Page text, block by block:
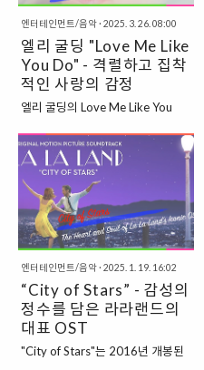
적인 메시지가 담겨 있어! 🌿 1. 성
촉절의 역사: 기원과 변화성촉절의
전통은 독일에서 유래했어.독일에
서는 2월 2일을 성녀 브리지타의 날
로 기념하며, 이 날을 기준으로 겨울
의 중간 시점을 지나며 봄이 다가오
는 시기를 예고했지.그리고 그라운
드 호그(즉, 얼룩너구리)가 자신의
그림자를 보면 겨울이 6주 더 지속
될 것이라는 믿음이 생기게 되었어.
이 믿음은 독일에서 프랑크푸르트
지역에 있는 동물인 포스두스라는..
엔터테인먼트/음악· 2025. 3. 26. 08:00
엘리 굴딩 "Love Me Like
You Do" - 격렬하고 집착
적인 사랑의 감정
엘리 굴딩의 Love Me Like You
50가지 그림자(50 Shades of
Grey)의 사운드트랙으로 큰 인기를
끌었다. 이 곡은 굴딩의 감미롭고,
때로는 강렬한 보컬을 중심으로 한
팝 발라드로, 사랑에 대한 깊은 열정
과 집착을 그린 가사로 주목받았다.
영화의 분위기와 잘 맞아떨어지는
이 곡은 매혹적이고 감각적인 특성
을 가지고 있으며, 듣는 이들에게 강
한 인상을 남긴다. 격렬하고 집착적
인 사랑의 감정 Love Me Like You
Do의 가사는 격렬하고 집착적인 사
랑의 감정을 표현하고 있다. 곡의 중
엔터테인먼트/음악· 2025. 1. 19. 16:02
“City of Stars” - 감성의
정수를 담은 라라랜드의
대표 OST
"City of Stars"는 2016년 개봉된